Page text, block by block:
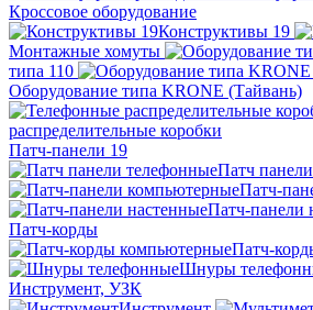
Кроссовое оборудование
Конструктивы 19
Монтажные хомуты
типа 110
Оборудование типа KRONE (Тайвань)
распределительные коробки
Патч-панели 19
Патч
Патч-
Патч-панели
Патч-корды
Патч-
Шнуры
Инструмент, УЗК